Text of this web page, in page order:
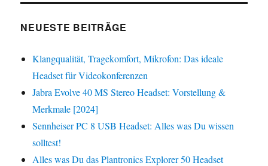
NEUESTE BEITRÄGE
Klangqualität, Tragekomfort, Mikrofon: Das ideale
Headset für Videokonferenzen
Jabra Evolve 40 MS Stereo Headset: Vorstellung &
Merkmale [2024]
Sennheiser PC 8 USB Headset: Alles was Du wissen
solltest!
Alles was Du das Plantronics Explorer 50 Headset